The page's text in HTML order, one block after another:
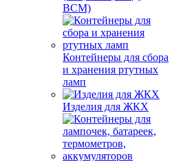
ВСМ)
Контейнеры для сбора
и хранения ртутных
ламп
Изделия для ЖКХ